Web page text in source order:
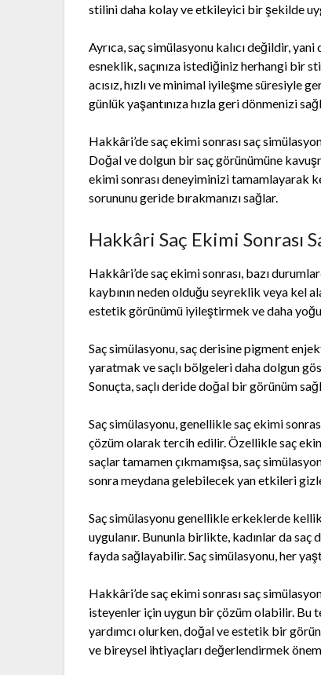
stilini daha kolay ve etkileyici bir şekilde
Ayrıca, saç simülasyonu kalıcı değildir,
esneklik, saçınıza istediğiniz herhangi bir
acısız, hızlı ve minimal iyileşme süresiyle
günlük yaşantınıza hızla geri dönmenizi
Hakkâri’de saç ekimi sonrası saç
Doğal ve dolgun bir saç görünümüne
ekimi sonrası deneyiminizi tamamlayarak
sorununu geride bırakmanızı sağlar.
Hakkâri Saç Ekimi Sonrası
Hakkâri’de saç ekimi sonrası, bazı
kaybının neden olduğu seyreklik veya kel
estetik görünümü iyileştirmek ve daha
Saç simülasyonu, saç derisine pigment
yaratmak ve saçlı bölgeleri daha dolgun
Sonuçta, saçlı deride doğal bir görünüm
Saç simülasyonu, genellikle saç ekimi
çözüm olarak tercih edilir. Özellikle saç
saçlar tamamen çıkmamışsa, saç
sonra meydana gelebilecek yan etkileri
Saç simülasyonu genellikle erkeklerde
uygulanır. Bununla birlikte, kadınlar da
fayda sağlayabilir. Saç simülasyonu, her
Hakkâri’de saç ekimi sonrası saç
isteyenler için uygun bir çözüm olabilir. Bu
yardımcı olurken, doğal ve estetik bir
ve bireysel ihtiyaçları değerlendirmek